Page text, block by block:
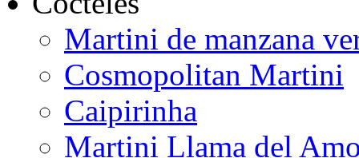
Martini de manzana
Cosmopolitan Martini
Caipirinha
Martini Llama del